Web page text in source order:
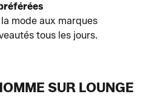
mode aux marques
tous les jours.
SUR LOUNGE